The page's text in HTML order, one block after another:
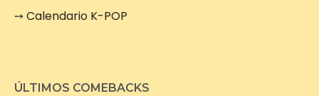
➙Calendario K-POP
ÚLTIMOS COMEBACKS